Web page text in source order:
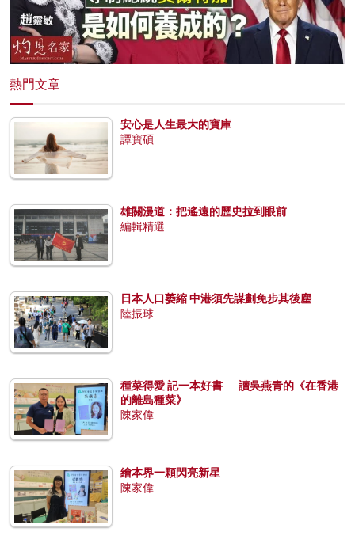
熱門文章
安心是人生最大的寶庫
譚寶碩
雄關漫道：把遙遠的歷史拉到眼前
編輯精選
日本人口萎縮 中港須先謀劃免步其後塵
陸振球
種菜得愛 記一本好書──讀吳燕青的《在香港
的離島種菜》
陳家偉
繪本界一顆閃亮新星
陳家偉